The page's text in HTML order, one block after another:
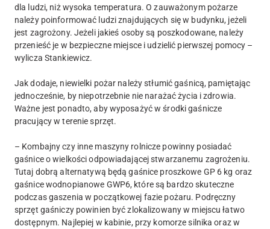
dla ludzi, niż wysoka temperatura. O zauważonym pożarze
należy poinformować ludzi znajdujących się w budynku, jeżeli
jest zagrożony. Jeżeli jakieś osoby są poszkodowane, należy
przenieść je w bezpieczne miejsce i udzielić pierwszej pomocy –
wylicza Stankiewicz.
Jak dodaje, niewielki pożar należy stłumić gaśnicą, pamiętając
jednocześnie, by niepotrzebnie nie narażać życia i zdrowia.
Ważne jest ponadto, aby wyposażyć w środki gaśnicze
pracujący w terenie sprzęt.
– Kombajny czy inne maszyny rolnicze powinny posiadać
gaśnice o wielkości odpowiadającej stwarzanemu zagrożeniu.
Tutaj dobrą alternatywą będą gaśnice proszkowe GP 6 kg oraz
gaśnice wodnopianowe GWP6, które są bardzo skuteczne
podczas gaszenia w początkowej fazie pożaru. Podręczny
sprzęt gaśniczy powinien być zlokalizowany w miejscu łatwo
dostępnym. Najlepiej w kabinie, przy komorze silnika oraz w